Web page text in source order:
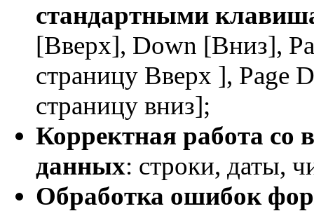
стандартными
[Вверх], Down [Вниз],
страницу Вверх ], Page
страницу вниз];
Корректная работа со
данных: строки, даты,
Обработка ошибок